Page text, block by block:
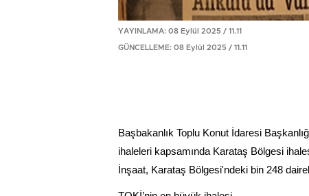
YAYINLAMA: 08 Eylül 2025 / 11.11
GÜNCELLEME: 08 Eylül 2025 / 11.11
Başbakanlık Toplu Konut İdaresi
ihaleleri kapsamında Karataş Bölgesi
İnşaat, Karataş Bölgesi'ndeki bin 248